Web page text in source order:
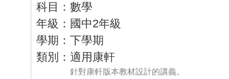
科目：數學
年級：國中2年級
學期：下學期
類別：適用康軒
針對康軒版本教材設計的講義。